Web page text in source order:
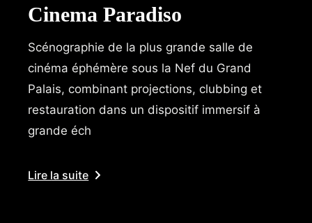
Cinema Paradiso
Scénographie de la plus grande salle de
cinéma éphémère sous la Nef du Grand
Palais, combinant projections, clubbing et
restauration dans un dispositif immersif à
grande éch
Lire la suite